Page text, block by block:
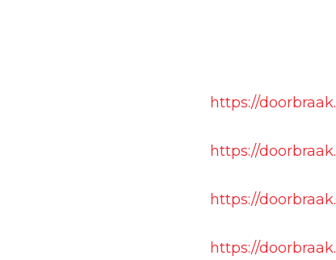
https://
https://
https://
https://